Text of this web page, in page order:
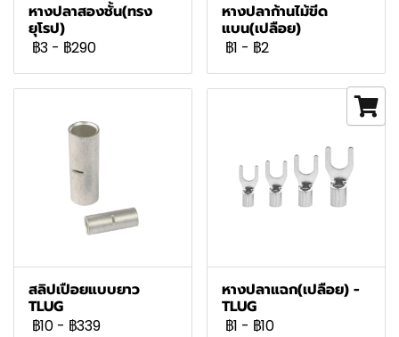
หางปลาสองชั้น(ทรง
ยุโรป)
฿3 - ฿290
หางปลาก้านไม้ขีด
แบน(เปลือย)
฿1 - ฿2
สลิปเปือยแบบยาว
TLUG
฿10 - ฿339
หางปลาแฉก(เปลือย) -
TLUG
฿1 - ฿10